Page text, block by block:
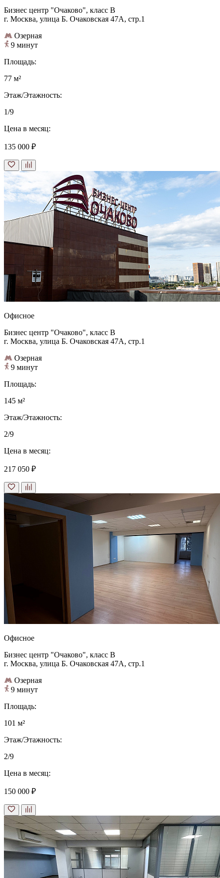
Бизнес центр "Очаково", класс B
г. Москва, улица Б. Очаковская 47А, стр.1
Озерная
9 минут
Площадь:
77 м²
Этаж/Этажность:
1/9
Цена в месяц:
135 000 ₽
Офисное
Бизнес центр "Очаково", класс B
г. Москва, улица Б. Очаковская 47А, стр.1
Озерная
9 минут
Площадь:
145 м²
Этаж/Этажность:
2/9
Цена в месяц:
217 050 ₽
Офисное
Бизнес центр "Очаково", класс B
г. Москва, улица Б. Очаковская 47А, стр.1
Озерная
9 минут
Площадь:
101 м²
Этаж/Этажность:
2/9
Цена в месяц:
150 000 ₽